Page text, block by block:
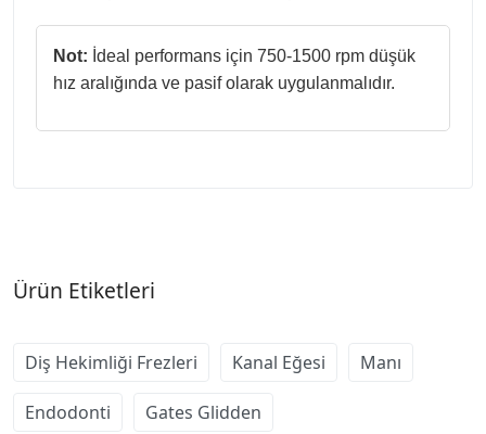
Not: İdeal performans için 750-1500 rpm düşük
hız aralığında ve pasif olarak uygulanmalıdır.
Ürün Etiketleri
Diş Hekimliği Frezleri Kanal Eğesi Manı
Endodonti Gates Glidden